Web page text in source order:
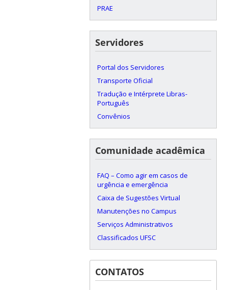
PRAE
Servidores
Portal dos Servidores
Transporte Oficial
Tradução e Intérprete Libras-
Português
Convênios
Comunidade acadêmica
FAQ – Como agir em casos de
urgência e emergência
Caixa de Sugestões Virtual
Manutenções no Campus
Serviços Administrativos
Classificados UFSC
CONTATOS